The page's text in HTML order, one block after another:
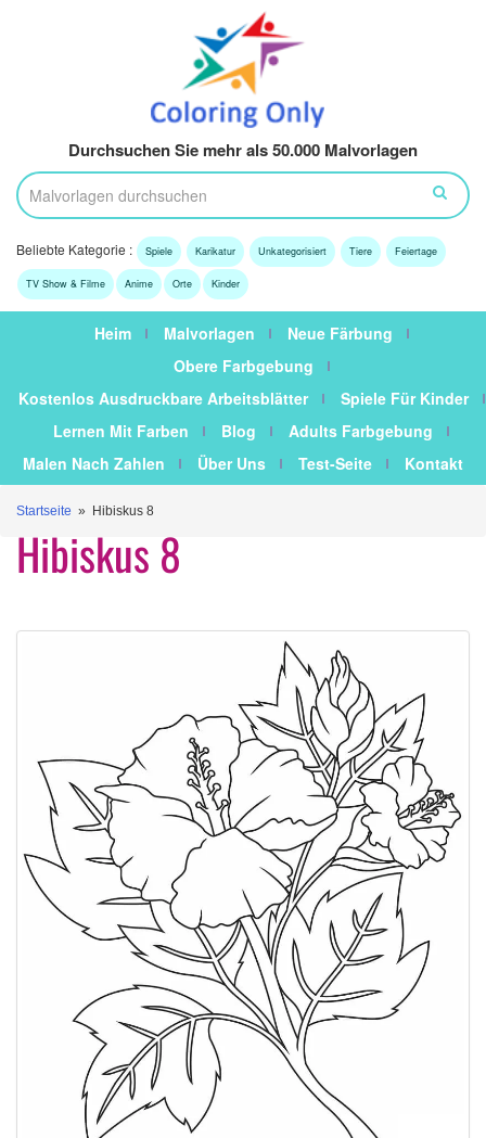
Durchsuchen Sie mehr als 50.000 Malvorlagen
Beliebte Kategorie : Spiele Karikatur Unkategorisiert Tiere Feiertage
TV Show & Filme Anime Orte Kinder
Heim Malvorlagen
Neue Färbung
Obere Farbgebung
Kostenlos Ausdruckbare Arbeitsblätter
Spiele Für Kinder
Lernen Mit Farben
Blog
Adults Farbgebung
Malen Nach Zahlen
Über Uns Test-Seite Kontakt
Startseite » Hibiskus 8
Hibiskus 8